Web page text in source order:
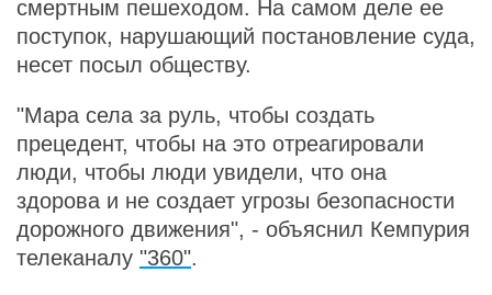
смертным пешеходом. На самом деле ее
поступок, нарушающий постановление суда,
несет посыл обществу.
"Мара села за руль, чтобы создать
прецедент, чтобы на это отреагировали
люди, чтобы люди увидели, что она
здорова и не создает угрозы безопасности
дорожного движения", - объяснил Кемпурия
телеканалу "360".